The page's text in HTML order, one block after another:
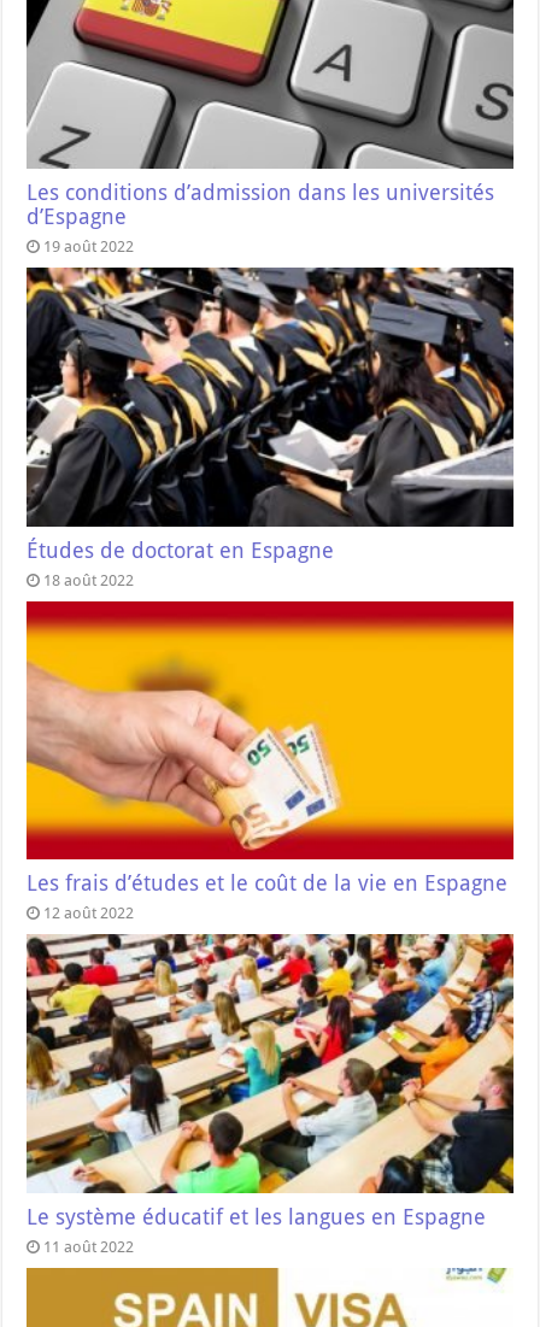
Les conditions d’admission dans les universités
d’Espagne
19 août 2022
Études de doctorat en Espagne
18 août 2022
Les frais d’études et le coût de la vie en Espagne
12 août 2022
Le système éducatif et les langues en Espagne
11 août 2022